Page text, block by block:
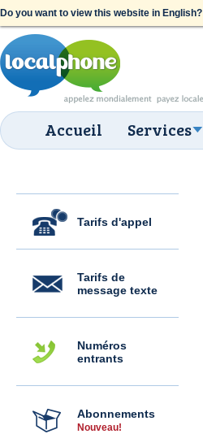
Do you want to view this website in English?
Accueil Services
Tarifs d'appel
Tarifs de
message texte
Numéros
entrants
Abonnements
Nouveau!